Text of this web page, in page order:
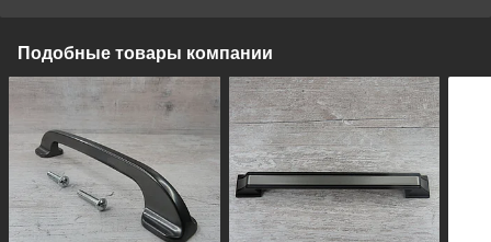
Подобные товары компании